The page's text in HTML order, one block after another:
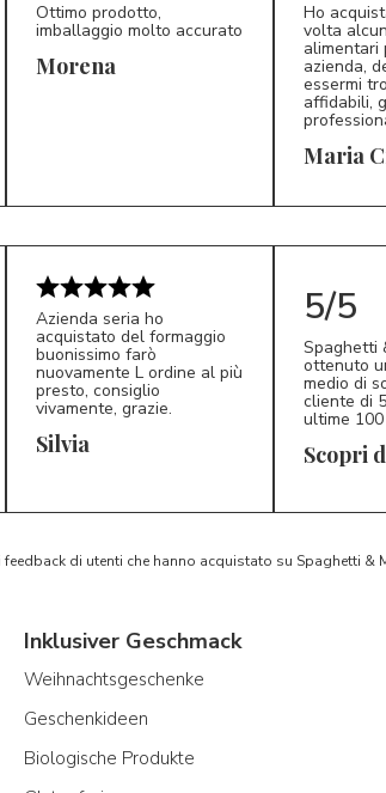
Ottimo prodotto,
imballaggio molto accurato
Morena
MC
Ho
volta
alimentari
azienda,
essermi
affidabili,
Maria
S*
Azienda seria ho
acquistato del formaggio
buonissimo farò
nuovamente L ordine al più
presto, consiglio
vivamente, grazie.
Silvia
5/5
Spaghetti
ottenuto
medio di
cliente di
ultime
Scopri
di utenti che hanno acquistato su Spaghetti &
Inklusiver Geschmack
Weihnachtsgeschenke
Geschenkideen
Biologische Produkte